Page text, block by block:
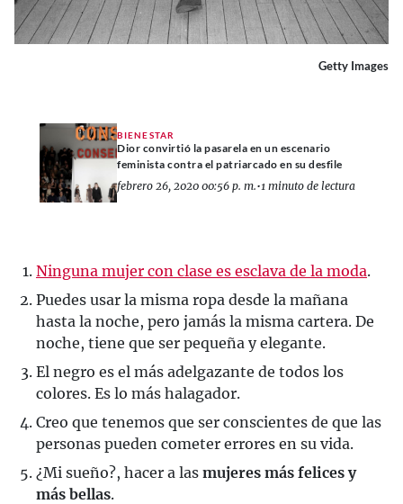
Getty Images
BIENESTAR
Dior convirtió la pasarela en un escenario
feminista contra el patriarcado en su desfile
febrero 26, 2020 00:56 p. m.•1 minuto de lectura
Ninguna mujer con clase es esclava de la moda.
Puedes usar la misma ropa desde la mañana
hasta la noche, pero jamás la misma cartera. De
noche, tiene que ser pequeña y elegante.
El negro es el más adelgazante de todos los
colores. Es lo más halagador.
Creo que tenemos que ser conscientes de que las
personas pueden cometer errores en su vida.
¿Mi sueño?, hacer a las mujeres más felices y
más bellas.